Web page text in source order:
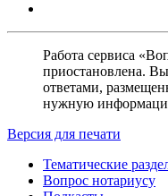
Работа сервиса
приостановлена.
ответами,
нужную
Версия для печати
Тематические
Вопрос нотариусу